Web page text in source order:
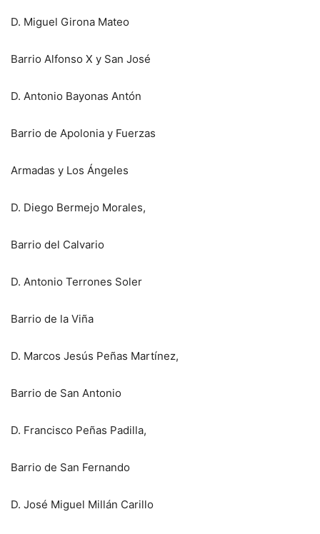
D. Miguel Girona Mateo
Barrio Alfonso X y San José
D. Antonio Bayonas Antón
Barrio de Apolonia y Fuerzas
Armadas y Los Ángeles
D. Diego Bermejo Morales,
Barrio del Calvario
D. Antonio Terrones Soler
Barrio de la Viña
D. Marcos Jesús Peñas Martínez,
Barrio de San Antonio
D. Francisco Peñas Padilla,
Barrio de San Fernando
D. José Miguel Millán Carillo